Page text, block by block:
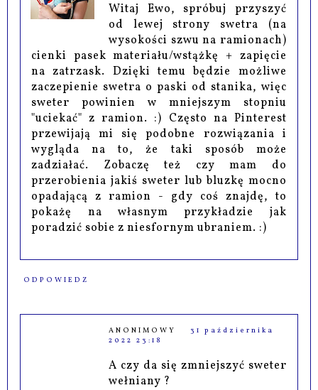
Witaj Ewo, spróbuj przyszyć
od lewej strony swetra (na
wysokości szwu na ramionach)
cienki pasek materiału/wstążkę + zapięcie
na zatrzask. Dzięki temu będzie możliwe
zaczepienie swetra o paski od stanika, więc
sweter powinien w mniejszym stopniu
"uciekać" z ramion. :) Często na Pinterest
przewijają mi się podobne rozwiązania i
wygląda na to, że taki sposób może
zadziałać. Zobaczę też czy mam do
przerobienia jakiś sweter lub bluzkę mocno
opadającą z ramion - gdy coś znajdę, to
pokażę na własnym przykładzie jak
poradzić sobie z niesfornym ubraniem. :)
ODPOWIEDZ
ANONIMOWY
31 października
2022 23:18
A czy da się zmniejszyć sweter
wełniany ?